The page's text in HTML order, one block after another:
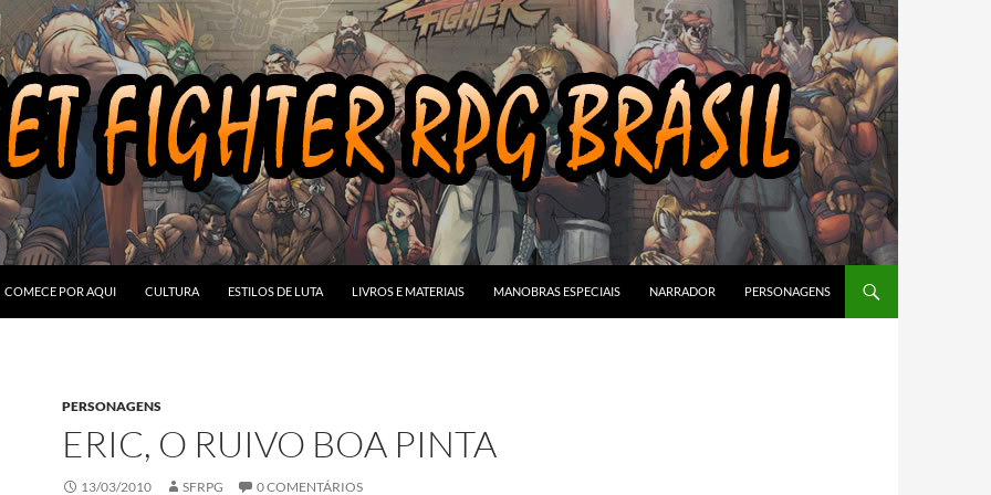
COMECE POR AQUI CULTURA ESTILOS DE LUTA LIVROS E MATERIAIS MANOBRAS ESPECIAIS NARRADOR PERSONAGENS
PERSONAGENS
ERIC, O RUIVO BOA PINTA
13/03/2010 SFRPG 0 COMENTÁRIOS